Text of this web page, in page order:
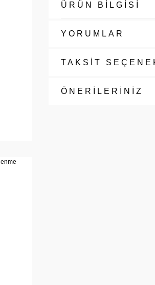
ÜRÜN BİLGİSİ
YORUMLAR
TAKSİT
ÖNERİLERİNİZ